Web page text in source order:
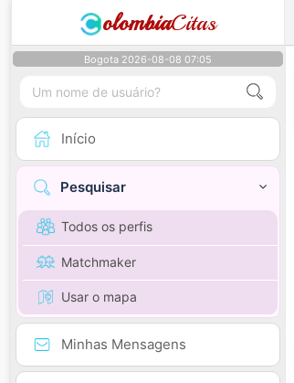
olombiaCitas
Bogota 2026-08-08 07:05
Início
Pesquisar
Todos os perfis
Matchmaker
Usar o mapa
Minhas Mensagens